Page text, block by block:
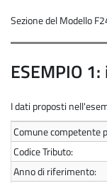
Sezione del Modello
ESEMPIO
I dati proposti
Comune competente
Codice Tributo:
Anno di riferimento: